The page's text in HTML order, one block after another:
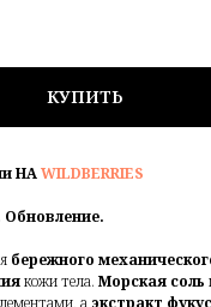
КУПИТЬ
НАWILDBERRIES
бережного
кожи тела. Морская соль
а экстракт